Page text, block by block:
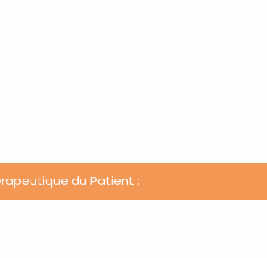
de formateur
de formateur
du Patient :